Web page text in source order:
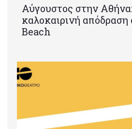
Αύγουστος στην
καλοκαιρινή
Beach